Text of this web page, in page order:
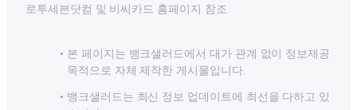
로투세븐닷컴 및 비씨카드 홈페이지 참조
본 페이지는 뱅크샐러드에서 대가 관계 없이 정보제공
목적으로 자체 제작한 게시물입니다.
뱅크샐러드는 최신 정보 업데이트에 최선을 다하고 있